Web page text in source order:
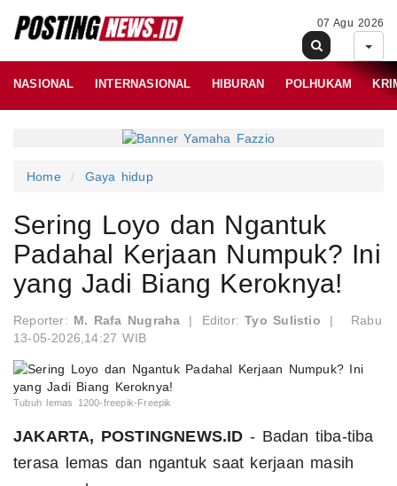
07 Agu 2026
NASIONAL INTERNASIONAL HIBURAN POLHUKAM
Home Gaya hidup
Sering Loyo dan Ngantuk
Padahal Kerjaan Numpuk? Ini
yang Jadi Biang Keroknya!
Reporter: M. Rafa Nugraha | Editor:Tyo Sulistio |
Rabu
13-05-2026,14:27 WIB
Tubuh lemas 1200-freepik-Freepik
JAKARTA, POSTINGNEWS.ID - Badan tiba-tiba
terasa lemas dan ngantuk saat kerjaan masih